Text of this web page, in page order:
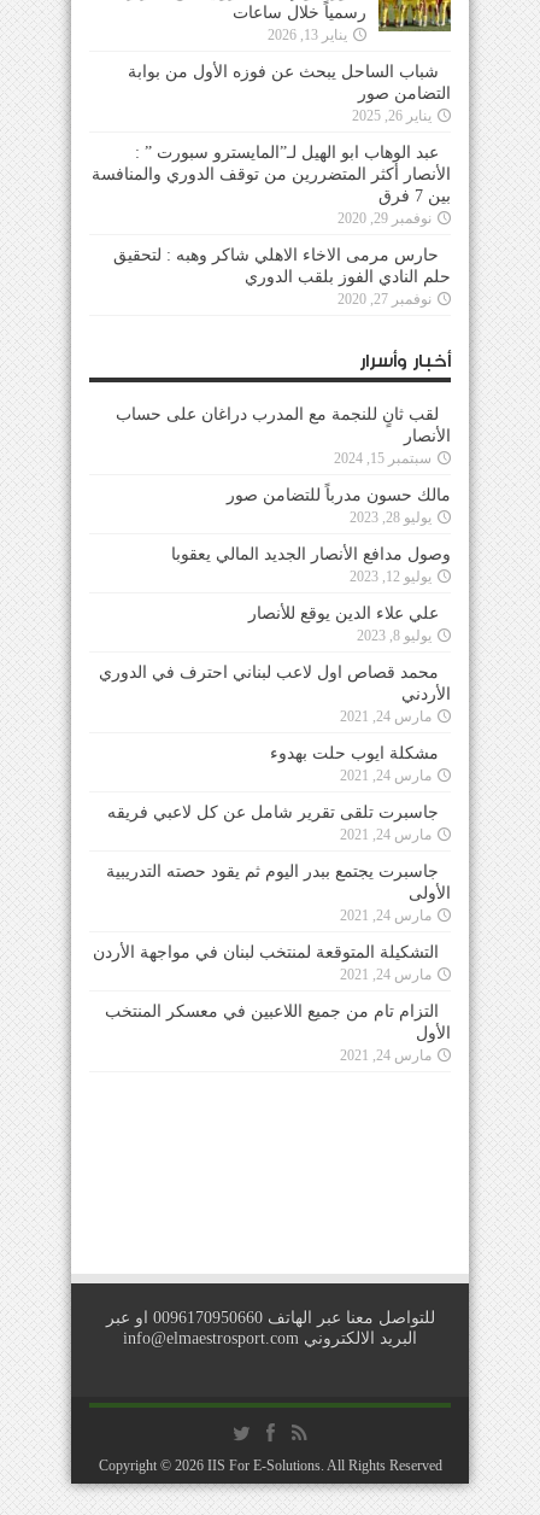
رسمياً خلال ساعات
يناير 13, 2026
شباب الساحل يبحث عن فوزه الأول من بوابة
التضامن صور
يناير 26, 2025
عبد الوهاب ابو الهيل لـ”المايسترو سبورت ” :
الأنصار أكثر المتضررين من توقف الدوري والمنافسة
بين 7 فرق
نوفمبر 29, 2020
حارس مرمى الاخاء الاهلي شاكر وهبه : لتحقيق
حلم النادي الفوز بلقب الدوري
نوفمبر 27, 2020
أخبار وأسرار
لقب ثانٍ للنجمة مع المدرب دراغان على حساب
الأنصار
سبتمبر 15, 2024
مالك حسون مدرباً للتضامن صور
يوليو 28, 2023
وصول مدافع الأنصار الجديد المالي يعقوبا
يوليو 12, 2023
علي علاء الدين يوقع للأنصار
يوليو 8, 2023
محمد قصاص اول لاعب لبناني احترف في الدوري
الأردني
مارس 24, 2021
مشكلة ايوب حلت بهدوء
مارس 24, 2021
جاسبرت تلقى تقرير شامل عن كل لاعبي فريقه
مارس 24, 2021
جاسبرت يجتمع ببدر اليوم ثم يقود حصته التدريبية
الأولى
مارس 24, 2021
التشكيلة المتوقعة لمنتخب لبنان في مواجهة الأردن
مارس 24, 2021
التزام تام من جميع اللاعبين في معسكر المنتخب
الأول
مارس 24, 2021
للتواصل معنا عبر الهاتف 0096170950660 او عبر
البريد الالكتروني info@elmaestrosport.com
Copyright © 2026 IIS For E-Solutions. All Rights Reserved